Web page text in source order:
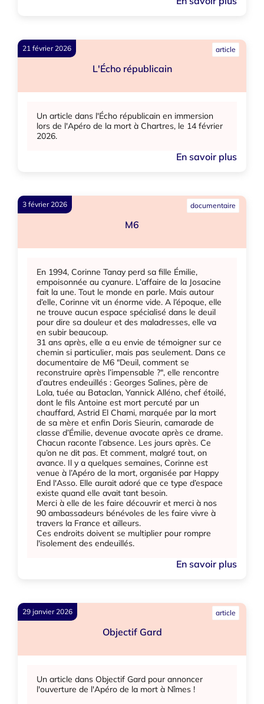
21 février 2026 article
L'Écho républicain
Un article dans l'Écho républicain en immersion
lors de l'Apéro de la mort à Chartres, le 14 février
2026.
En savoir plus
3 février 2026 documentaire
M6
En 1994, Corinne Tanay perd sa fille Émilie,
empoisonnée au cyanure. L’affaire de la Josacine
fait la une. Tout le monde en parle. Mais autour
d’elle, Corinne vit un énorme vide. A l’époque, elle
ne trouve aucun espace spécialisé dans le deuil
pour dire sa douleur et des maladresses, elle va
en subir beaucoup.
31 ans après, elle a eu envie de témoigner sur ce
chemin si particulier, mais pas seulement. Dans ce
documentaire de M6 "Deuil, comment se
reconstruire après l’impensable ?", elle rencontre
d’autres endeuillés : Georges Salines, père de
Lola, tuée au Bataclan, Yannick Alléno, chef étoilé,
dont le fils Antoine est mort percuté par un
chauffard, Astrid El Chami, marquée par la mort
de sa mère et enfin Doris Sieurin, camarade de
classe d’Émilie, devenue avocate après ce drame.
Chacun raconte l’absence. Les jours après. Ce
qu’on ne dit pas. Et comment, malgré tout, on
avance. Il y a quelques semaines, Corinne est
venue à l’Apéro de la mort, organisée par Happy
End l'Asso. Elle aurait adoré que ce type d’espace
existe quand elle avait tant besoin.
Merci à elle de les faire découvrir et merci à nos
90 ambassadeurs bénévoles de les faire vivre à
travers la France et ailleurs.
Ces endroits doivent se multiplier pour rompre
l'isolement des endeuillés.
En savoir plus
29 janvier 2026 article
Objectif Gard
Un article dans Objectif Gard pour annoncer
l'ouverture de l'Apéro de la mort à Nîmes !